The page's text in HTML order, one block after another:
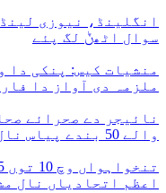
انگلینڈ، نیوزی
سوال اٹھݨ لگ پئے
منشیات کیس: پنکی دا
ملزمہ دی آواز دا
نائیجر دے صحرائے
والے 50 بندے پیاس نال جاں بحق
اعظم اتحادیاں نال